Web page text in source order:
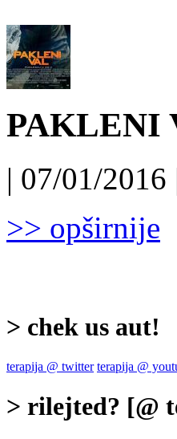
PAKLENI
| 07/01/2016
>> opširnije
> chek us aut!
terapija @ twitter terapija @
> rilejted? [@